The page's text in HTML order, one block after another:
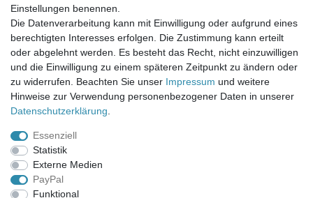
UNSER LADENGESCHÄFT
Gottlieb-Daimler-Str. 10
33334 Gütersloh
ÖFFNUNGSZEITEN
Montag - Dienstag: 8.00 - 18.00 Uhr, Mittwoch Ruhetag,
Donnerstag: 8.00 - 18.00 Uhr, Freitag 8.00 - 14.00 Uhr
KUNDENSERVICE
Telefon: (05241) 403 22 38
E-Mail: info@stoffamstueck.de
Einstellungen benennen.
Die Datenverarbeitung kann mit Einwilligung oder aufgrund eines
berechtigten Interesses erfolgen. Die Zustimmung kann erteilt
oder abgelehnt werden. Es besteht das Recht, nicht einzuwilligen
und die Einwilligung zu einem späteren Zeitpunkt zu ändern oder
zu widerrufen. Beachten Sie unser Impressum und weitere
Hinweise zur Verwendung personenbezogener Daten in unserer
Daten­schutz­erklärung
Essenziell
Statistik
Externe Medien
PayPal
Funktional